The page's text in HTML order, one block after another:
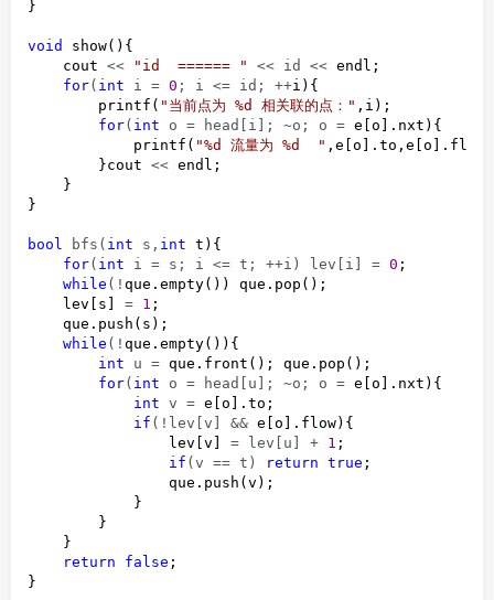
}
void
show(){
    cout
<< " id  ====== " << id << endl;
for( int i = 0 ; i <= id; ++i){
        printf(
" 当前点为 %d 相关联的点： " ,i);
for( int o = head[i]; ~o; o = e[o].nxt){
            printf(
"%d 流量为 %d "
        }cout
<< endl;
    }
}
bool bfs( int s, int t){
for( int i = s; i <= t; ++i) lev[i] = 0 ;
while (! que.empty()) que.pop();
    lev[s]
= 1 ;
    que.push(s);
while (! que.empty()){
int u = que.front(); que.pop();
for( int o = head[u]; ~o; o = e[o].nxt){
int v = e[o].to;
if (!lev[v] && e[o].flow){
                lev[v]
= lev[u] + 1 ;
if (v == t) return true ;
                que.push(v);
            }
        }
    }
return
false ;
}